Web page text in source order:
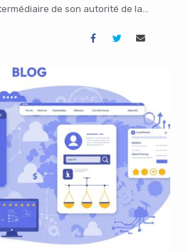
de son autorité de la
aux pratiques d’Apple et
juillet 2025, pourrait redéfinir […]
like you're
ad-blocker!